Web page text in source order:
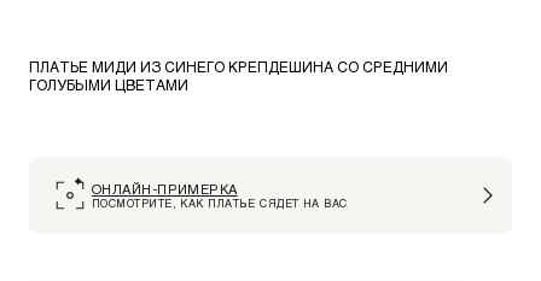
ПЛАТЬЕ МИДИ ИЗ СИНЕГО КРЕПДЕШИНА СО СРЕДНИМИ
ГОЛУБЫМИ ЦВЕТАМИ
ОНЛАЙН-ПРИМЕРКА
ПОСМОТРИТЕ, КАК ПЛАТЬЕ СЯДЕТ НА ВАС